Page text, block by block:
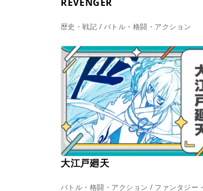
歴史・戦記 / バトル・格闘・アクション
大江戸廻天
バトル・格闘・アクション / ファンタジー